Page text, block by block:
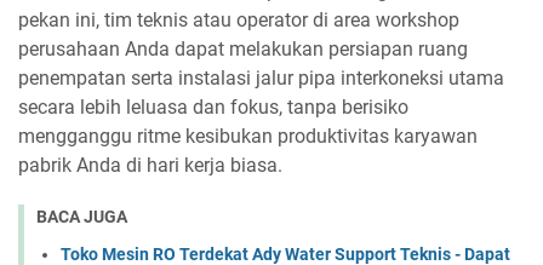
pekan ini, tim teknis atau operator di area workshop
perusahaan Anda dapat melakukan persiapan ruang
penempatan serta instalasi jalur pipa interkoneksi utama
secara lebih leluasa dan fokus, tanpa berisiko
mengganggu ritme kesibukan produktivitas karyawan
pabrik Anda di hari kerja biasa.
BACA JUGA
Toko Mesin RO Terdekat Ady Water Support Teknis - Dapat